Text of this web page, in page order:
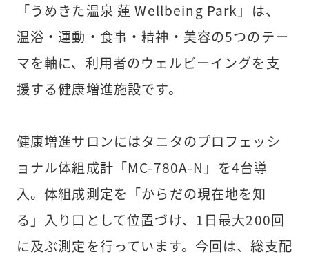
「うめきた温泉 蓮 Wellbeing Park」は、
温浴・運動・食事・精神・美容の5つのテー
マを軸に、利用者のウェルビーイングを支
援する健康増進施設です。
健康増進サロンにはタニタのプロフェッシ
ョナル体組成計「MC-780A-N」を4台導
入。体組成測定を「からだの現在地を知
る」入り口として位置づけ、1日最大200回
に及ぶ測定を行っています。今回は、総支配